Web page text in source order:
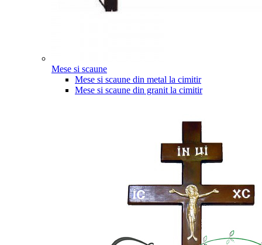
Mese si scaune
Mese si scaune din metal la cimitir
Mese si scaune din granit la cimitir